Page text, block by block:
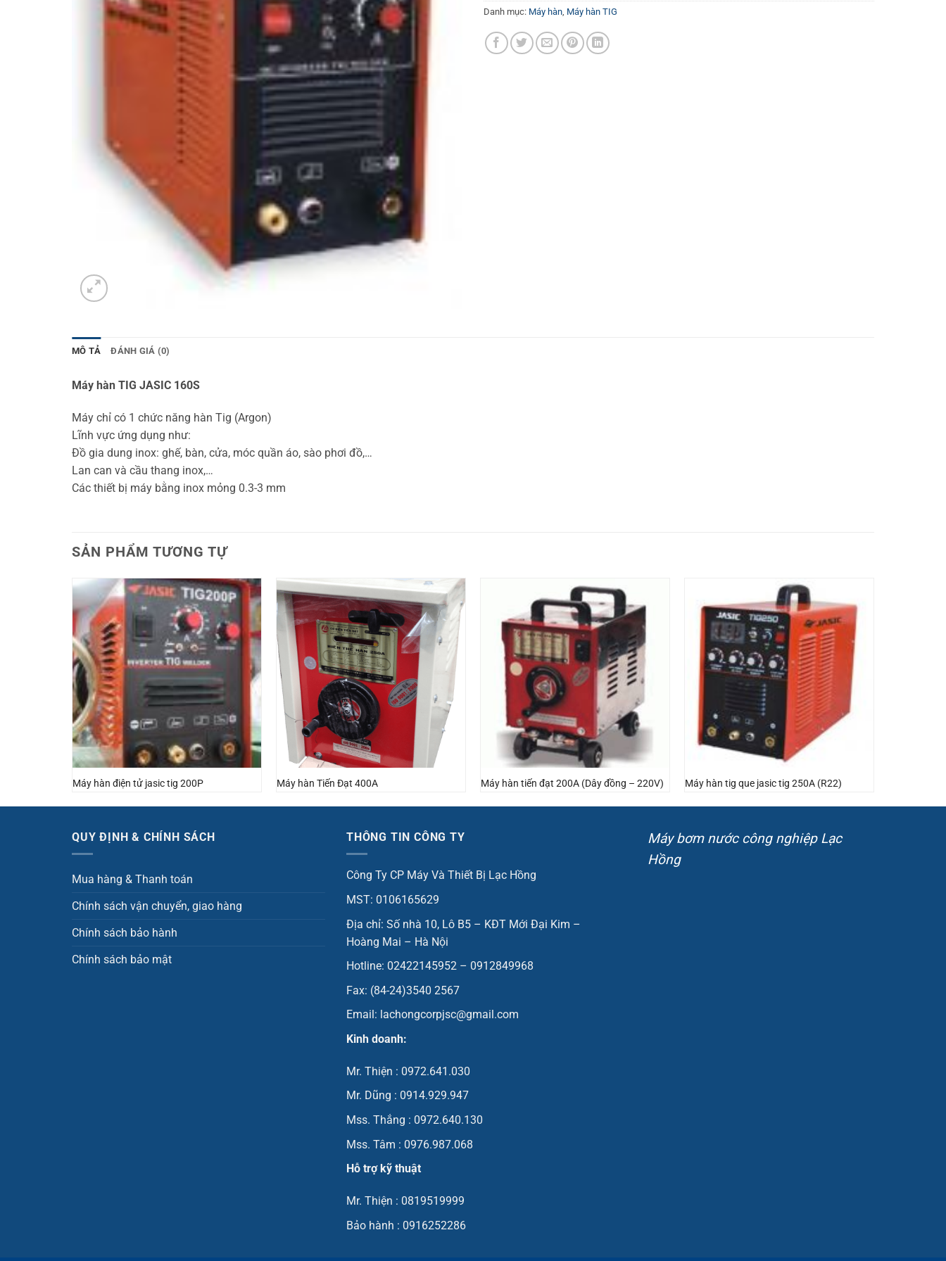
Danh mục: Máy hàn Máy hàn TIG
MÔ TẢ ĐÁNH GIÁ (0)
Máy hàn TIG JASIC 160S
Máy chỉ có 1 chức năng hàn Tig (Argon)
Lĩnh vực ứng dụng như:
Đồ gia dung inox: ghế, bàn, cửa, móc quần áo, sào phơi đồ,…
Lan can và cầu thang inox,…
Các thiết bị máy bằng inox mỏng 0.3-3 mm
SẢN PHẨM TƯƠNG TỰ
Máy hàn điện tử jasic tig 200P Máy hàn Tiến Đạt 400A Máy hàn tiến đạt 200A (Dây đồng – 220V) Máy hàn tig que jasic tig 250A (R22)
QUY ĐỊNH & CHÍNH SÁCH
Mua hàng & Thanh toán
Chính sách vận chuyển, giao hàng
Chính sách bảo hành
Chính sách bảo mật
THÔNG TIN CÔNG TY
Công Ty CP Máy Và Thiết Bị Lạc Hồng
MST: 0106165629
Địa chỉ: Số nhà 10, Lô B5 – KĐT Mới Đại Kim –
Hoàng Mai – Hà Nội
Hotline: 02422145952 – 0912849968
Fax: (84-24)3540 2567
Email: lachongcorpjsc@gmail.com
Kinh doanh:
Mr. Thiện : 0972.641.030
Mr. Dũng : 0914.929.947
Mss. Thắng : 0972.640.130
Mss. Tâm : 0976.987.068
Hỗ trợ kỹ thuật
Mr. Thiện : 0819519999
Bảo hành : 0916252286
Máy bơm nước công nghiệp Lạc
Hồng